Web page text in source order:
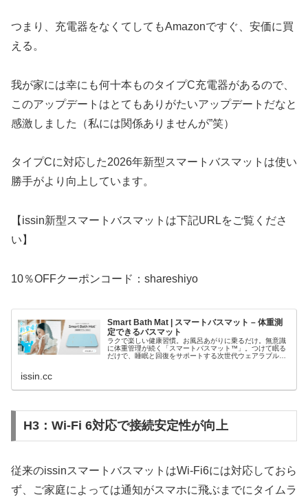
つまり、充電器をなくてしてもAmazonですぐ、安価に買
える。
我が家には幸にも何十本ものタイプC充電器があるので、
このアップデートはとてもありがたいアップデートだなと
感激しました（私には関係ありませんが”笑）
タイプCに対応した2026年新型スマートバスマットは使い
勝手がより向上しています。
【issin新型スマートバスマットは下記URLをご覧くださ
い】
10％OFFクーポンコード：shareshiyo
Smart Bath Mat | スマートバスマット – 体重測
定できるバスマット
ラクで楽しい健康習慣。お風呂あがりに乗るだけ。無意識
に体重管理が続く「スマートバスマット™」。つけて眠る
だけで、睡眠と回復をサポートする次世代ウェアラブル
issin.cc
H3：Wi-Fi 6対応で接続安定性が向上
従来のissinスマートバスマットはWi-Fi6には対応しておら
ず、ご家庭によっては通知がスマホに飛ぶまでにタイムラ